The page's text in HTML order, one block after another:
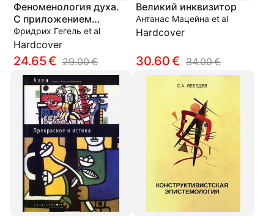
Феноменология духа.
С приложением
лекций Линькова Е. С.
«Критический анализ
гегелевской
"Феноменологии духа"
и "Философия Гегеля"»
Фридрих Гегель et al
Hardcover
24.65 € 29.00 €
Великий инквизитор
Антанас Мацейна et al
Hardcover
30.60 € 34.00 €